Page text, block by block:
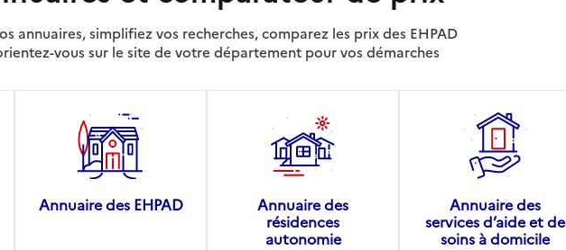
annuaires, simplifiez vos recherches, comparez les prix des EHPAD
vous sur le site de votre département pour vos démarches
Annuaire des EHPAD
Annuaire des
résidences
autonomie
Annuaire des
services d’aide et de
soins à domicile